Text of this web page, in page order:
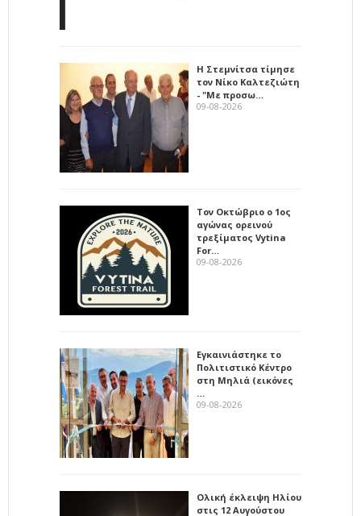
Η Στεμνίτσα τίμησε
τον Νίκο Καλτεζιώτη
- "Με προσω…
09-08-2026
Τον Οκτώβριο ο 1ος
αγώνας ορεινού
τρεξίματος Vytina
For…
09-08-2026
Εγκαινιάστηκε το
Πολιτιστικό Κέντρο
στη Μηλιά (εικόνες
…
09-08-2026
Ολική έκλειψη Ηλίου
στις 12 Αυγούστου